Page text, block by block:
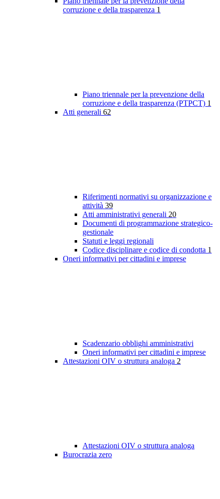
corruzione e della trasparenza 1
Piano triennale per la prevenzione della
corruzione e della trasparenza (PTPCT) 1
Atti generali 62
Riferimenti normativi su organizzazione e
attività 39
Atti amministrativi generali 20
Documenti di programmazione strategico-
gestionale
Statuti e leggi regionali
Codice disciplinare e codice di condotta 1
Oneri informativi per cittadini e imprese
Scadenzario obblighi amministrativi
Oneri informativi per cittadini e imprese
Attestazioni OIV o struttura analoga 2
Attestazioni OIV o struttura analoga
Burocrazia zero